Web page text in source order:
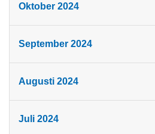
Oktober 2024
September 2024
Augusti 2024
Juli 2024